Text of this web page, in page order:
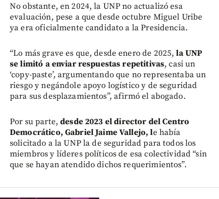
No obstante, en 2024, la UNP no actualizó esa
evaluación, pese a que desde octubre Miguel Uribe
ya era oficialmente candidato a la Presidencia.
“Lo más grave es que, desde enero de 2025, la UNP
se limitó a enviar respuestas repetitivas, casi un
‘copy-paste’, argumentando que no representaba un
riesgo y negándole apoyo logístico y de seguridad
para sus desplazamientos”, afirmó el abogado.
Por su parte,desde 2023 el director del Centro
Democrático, Gabriel Jaime Vallejo, le había
solicitado a la UNP la de seguridad para todos los
miembros y líderes políticos de esa colectividad “sin
que se hayan atendido dichos requerimientos”.